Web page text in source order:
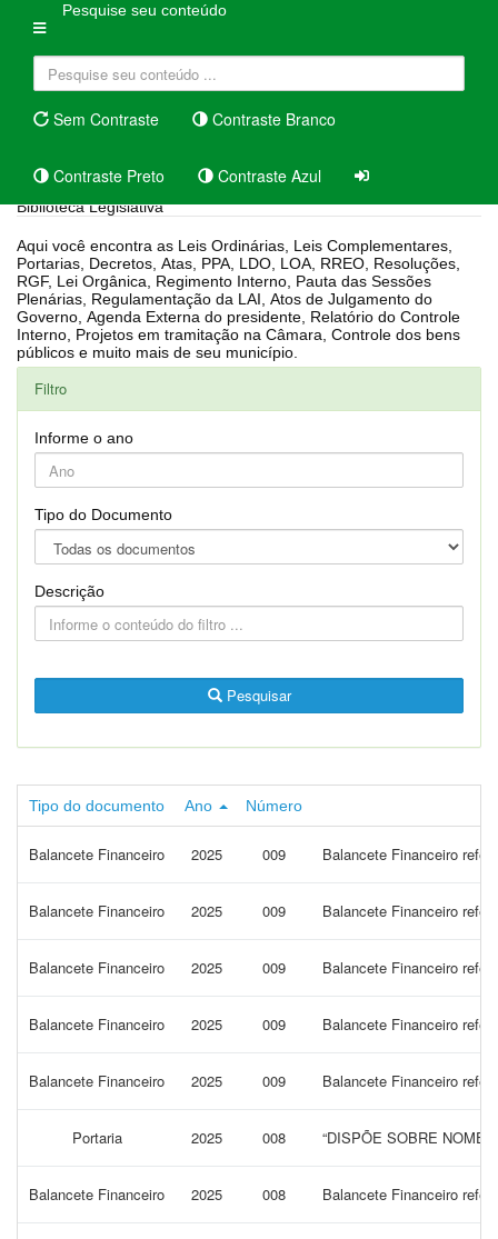
Pesquise seu conteúdo
Sem Contraste Contraste Branco
Contraste Preto Contraste Azul
Biblioteca Legislativa
Aqui você encontra as Leis Ordinárias, Leis Complementares,
Portarias, Decretos, Atas, PPA, LDO, LOA, RREO, Resoluções,
RGF, Lei Orgânica, Regimento Interno, Pauta das Sessões
Plenárias, Regulamentação da LAI, Atos de Julgamento do
Governo, Agenda Externa do presidente, Relatório do Controle
Interno, Projetos em tramitação na Câmara, Controle dos bens
públicos e muito mais de seu município.
Filtro
Informe o ano
Tipo do Documento
Descrição
Pesquisar
Tipo do documento Ano Número
Balancete Financeiro 2025 009 Balancete Financeiro
Balancete Financeiro 2025 009 Balancete Financeiro
Balancete Financeiro 2025 009 Balancete Financeiro
Balancete Financeiro 2025 009 Balancete Financeiro
Balancete Financeiro 2025 009 Balancete Financeiro
Portaria 2025 008 “DISPÕE SOBRE
Balancete Financeiro 2025 008 Balancete Financeiro